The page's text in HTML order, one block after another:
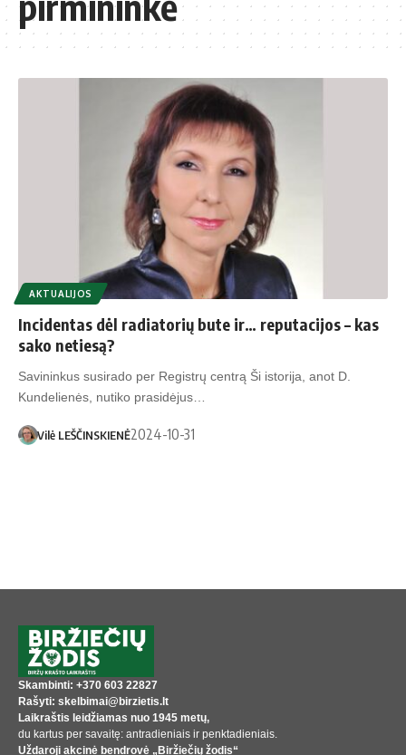
AKTUALIJOS
Incidentas dėl radiatorių bute ir… reputacijos – kas
sako netiesą?
Savininkus susirado per Registrų centrą Ši istorija, anot D.
Kundelienės, nutiko prasidėjus…
Vilė LEŠČINSKIENĖ2024-10-31
Skambinti: +370 603 22827
Rašyti: skelbimai@birzietis.lt
Laikraštis leidžiamas nuo 1945 metų,
du kartus per savaitę: antradieniais ir penktadieniais.
Uždaroji akcinė bendrovė „Biržiečių žodis“